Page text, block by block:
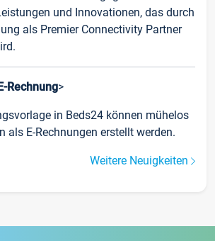
und Innovationen, das durch
als Premier Connectivity Partner
Rechnung>
in Beds24 können mühelos
als E-Rechnungen erstellt werden.
Weitere Neuigkeiten